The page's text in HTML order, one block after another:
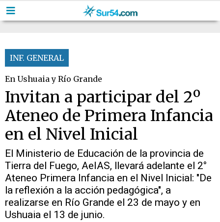
INF. GENERAL
En Ushuaia y Río Grande
Invitan a participar del 2º
Ateneo de Primera Infancia
en el Nivel Inicial
El Ministerio de Educación de la provincia de
Tierra del Fuego, AeIAS, llevará adelante el 2°
Ateneo Primera Infancia en el Nivel Inicial: "De
la reflexión a la acción pedagógica", a
realizarse en Río Grande el 23 de mayo y en
Ushuaia el 13 de junio.